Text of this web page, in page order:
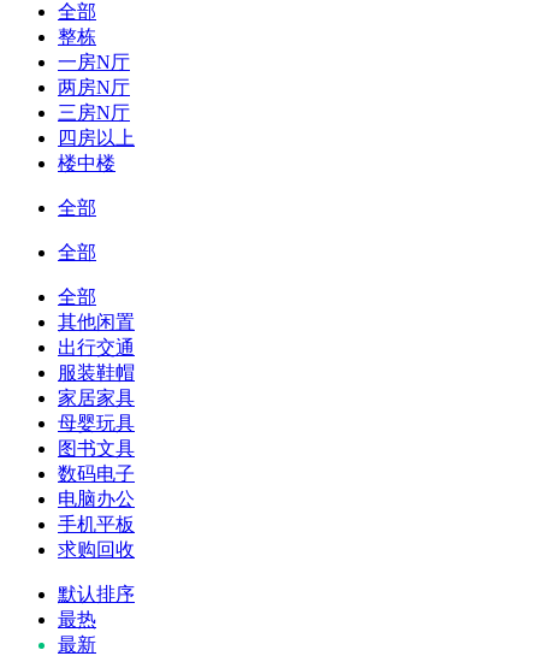
全部
整栋
一房N厅
两房N厅
三房N厅
四房以上
楼中楼
全部
全部
全部
其他闲置
出行交通
服装鞋帽
家居家具
母婴玩具
图书文具
数码电子
电脑办公
手机平板
求购回收
默认排序
最热
最新